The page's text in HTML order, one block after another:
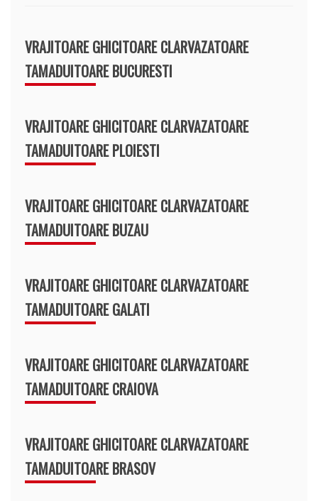
VRAJITOARE GHICITOARE CLARVAZATOARE
TAMADUITOARE BUCURESTI
VRAJITOARE GHICITOARE CLARVAZATOARE
TAMADUITOARE PLOIESTI
VRAJITOARE GHICITOARE CLARVAZATOARE
TAMADUITOARE BUZAU
VRAJITOARE GHICITOARE CLARVAZATOARE
TAMADUITOARE GALATI
VRAJITOARE GHICITOARE CLARVAZATOARE
TAMADUITOARE CRAIOVA
VRAJITOARE GHICITOARE CLARVAZATOARE
TAMADUITOARE BRASOV